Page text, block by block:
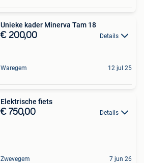
Unieke kader Minerva Tam 18
€ 200,00 Details
Waregem 12 jul 25
Elektrische fiets
€ 750,00 Details
Zwevegem 7 jun 26